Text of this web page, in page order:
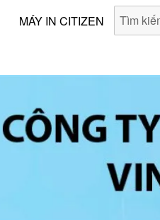
MÁY IN CITIZEN